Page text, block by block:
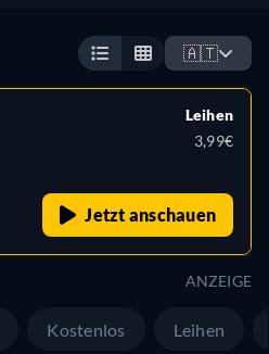
🇦🇹
Leihen
3,99€
Jetzt anschauen
ANZEIGE
Kostenlos Leihen